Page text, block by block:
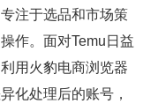
注于选品和市场策
作。面对Temu日益
用火豹电商浏览器
化处理后的账号，